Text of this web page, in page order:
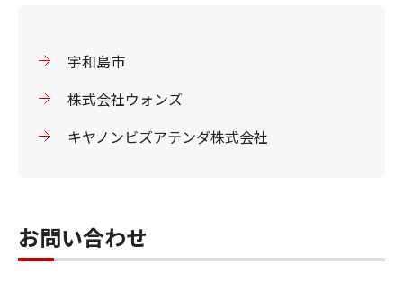
宇和島市
株式会社ウォンズ
キヤノンビズアテンダ株式会社
お問い合わせ